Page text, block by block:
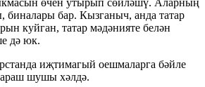
биналары бар. Кызганыч, анда татар
куйган, татар мәдәнияте белән
дә юк.
иҗтимагый оешмаларга бәйле
шушы хәлдә.